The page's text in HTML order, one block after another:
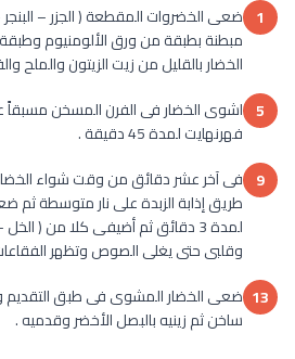
1 ضعى الخضروات المقطعة ( الجزر –
مبطنة بطبقة من ورق الألومنيوم
الخضار بالقليل من زيت الزيتون والملح
5
فهرنهايت لمدة 45 دقيقة .
9 فى آخر عشر دقائق من وقت شواء
طريق إذابة الزبدة على نار متوسطة
لمدة 3 دقائق ثم أضيفى كلا من (
وقلبى حتى يغلى الصوص وتظهر الفقاعات (
13 ضعى الخضار المشوى فى طبق
ساخن ثم زينيه بالبصل الأخضر وقدميه .